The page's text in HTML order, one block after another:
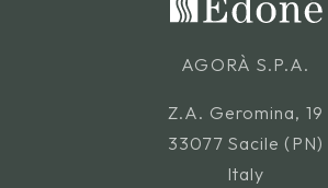
AGORÀ S.P.A.
Z.A. Geromina, 19
33077 Sacile (PN)
Italy